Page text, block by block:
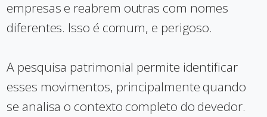
empresas e reabrem outras com nomes
diferentes. Isso é comum, e perigoso.
A pesquisa patrimonial permite identificar
esses movimentos, principalmente quando
se analisa o contexto completo do devedor.